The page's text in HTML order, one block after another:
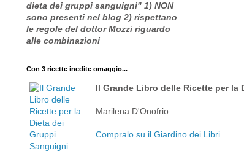
dieta dei gruppi sanguigni" 1) NON
sono presenti nel blog 2) rispettano
le regole del dottor Mozzi riguardo
alle combinazioni
Con 3 ricette inedite omaggio...
Il Grande Libro delle Ricette per la
Marilena D'Onofrio
Compralo su il Giardino dei Libri